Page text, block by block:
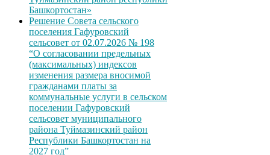
Башкортостан»
Решение Совета сельского
поселения Гафуровский
сельсовет от 02.07.2026 № 198
“О согласовании предельных
(максимальных) индексов
изменения размера вносимой
гражданами платы за
коммунальные услуги в сельском
поселении Гафуровский
сельсовет муниципального
района Туймазинский район
Республики Башкортостан на
2027 год”